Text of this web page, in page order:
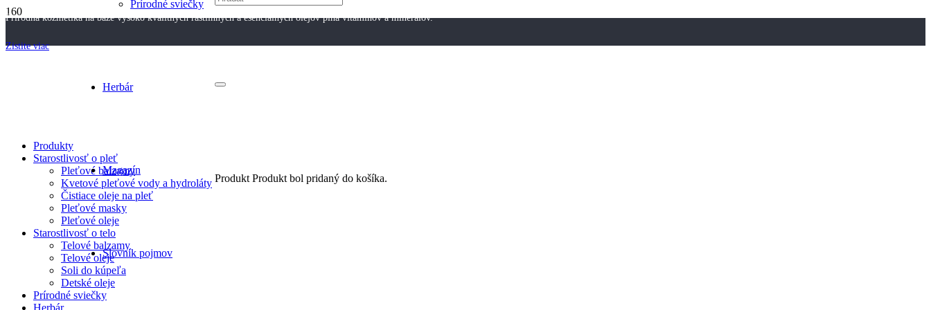
Prírodná kozmetika na báze vysoko kvalitných rastlinných a esenciálnych olejov plná vitamínov a minerálov.
Zistite viac
Prírodné sviečky
Herbár
Magazín
Slovník pojmov
Produkt Produkt bol pridaný do košíka.
Produkty
Starostlivosť o pleť
Pleťové balzamy
Kvetové pleťové vody a hydroláty
Čistiace oleje na pleť
Pleťové masky
Pleťové oleje
Starostlivosť o telo
Telové balzamy
Telové oleje
Soli do kúpeľa
Detské oleje
Prírodné sviečky
Herbár